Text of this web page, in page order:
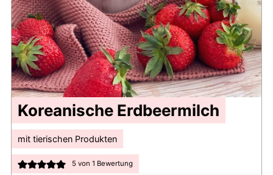
Koreanische Erdbeermilch
mit tierischen Produkten
5 von 1 Bewertung